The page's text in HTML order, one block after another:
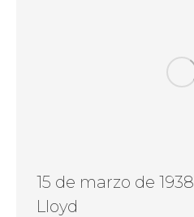
15 de marzo de
Lloyd